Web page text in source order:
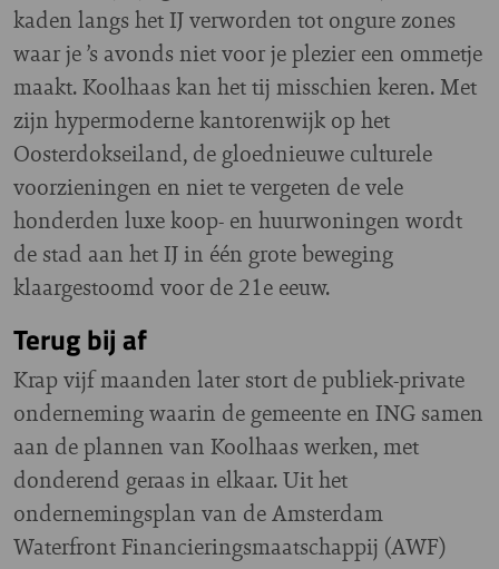
kaden langs het IJ verworden tot ongure zones
waar je ’s avonds niet voor je plezier een ommetje
maakt. Koolhaas kan het tij misschien keren. Met
zijn hypermoderne kantorenwijk op het
Oosterdokseiland, de gloednieuwe culturele
voorzieningen en niet te vergeten de vele
honderden luxe koop- en huurwoningen wordt
de stad aan het IJ in één grote beweging
klaargestoomd voor de 21e eeuw.
Terug bij af
Krap vijf maanden later stort de publiek-private
onderneming waarin de gemeente en ING samen
aan de plannen van Koolhaas werken, met
donderend geraas in elkaar. Uit het
ondernemingsplan van de Amsterdam
Waterfront Financieringsmaatschappij (AWF)